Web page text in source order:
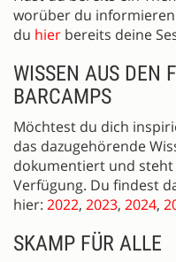
worüber du
du hier bereits deine
WISSEN AUS DEN
BARCAMPS
Möchtest du dich
das dazugehörende
dokumentiert und
Verfügung. Du findest
hier: 2022, 2023, 2024,
SKAMP FÜR ALLE